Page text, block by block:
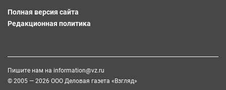
Полная версия сайта
Редакционная политика
Пишите нам на information@vz.ru
© 2005 — 2026 ООО Деловая газета «Взгляд»